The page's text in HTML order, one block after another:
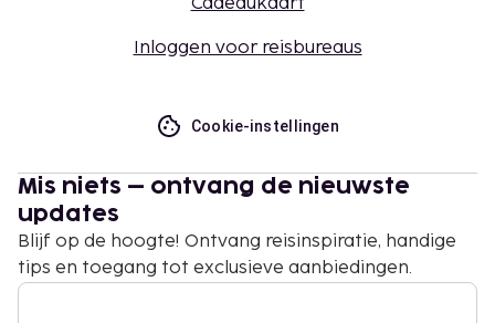
Inloggen voor reisbureaus
Cookie-instellingen
Mis niets – ontvang de nieuwste
updates
Blijf op de hoogte! Ontvang reisinspiratie, handige
tips en toegang tot exclusieve aanbiedingen.